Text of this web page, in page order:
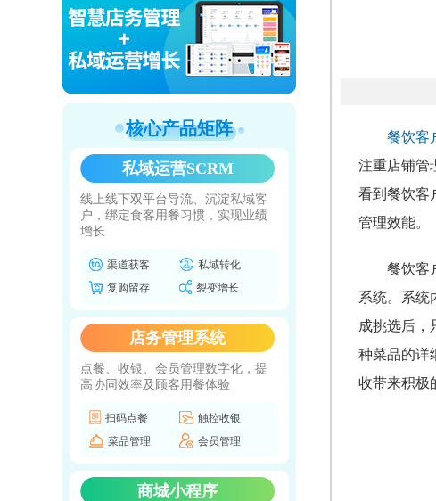
核心产品矩阵
私域运营SCRM
线上线下双平台导流、沉淀私域客
户，绑定食客用餐习惯，实现业绩
增长
渠道获客
私域转化
复购留存
裂变增长
店务管理系统
点餐、收银、会员管理数字化，提
高协同效率及顾客用餐体验
扫码点餐
触控收银
菜品管理
会员管理
商城小程序
餐饮客
注重店铺管
看到餐饮客
管理效能。
餐饮客
系统。系统
成挑选后，
种菜品的详
收带来积极